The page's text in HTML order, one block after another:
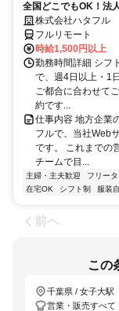
全国どこでもOK！法
株式会社ハタフル
フルリモート
時給1,500円以上
勤務時間詳細 シフ
で、週4日以上・1
ご都合に合わせて
約です...
仕事内容 地方企業
フルで、当社Web
です。 これまでの
チームで目...
主婦・主夫歓迎 フリー
在宅OK
シフト制 服装
前へ
この
千葉県 / 女子大駅
営業・販売すべて